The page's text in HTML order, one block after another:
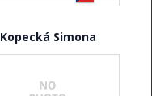
Kopecká Simona